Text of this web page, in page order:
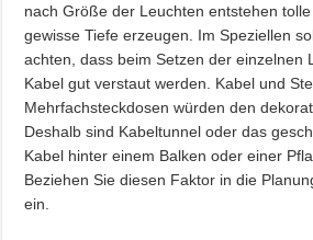
nach Größe der Leuchten entstehen
gewisse Tiefe erzeugen. Im Speziellen
achten, dass beim Setzen der einzelnen
Kabel gut verstaut werden. Kabel und
Mehrfachsteckdosen würden den
Deshalb sind Kabeltunnel oder das
Kabel hinter einem Balken oder einer
Beziehen Sie diesen Faktor in die
ein.